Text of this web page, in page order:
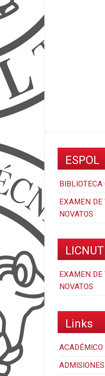
ESPOL
EXAMEN DE
NOVATOS
LICNUT
EXAMEN DE
NOVATOS
Links